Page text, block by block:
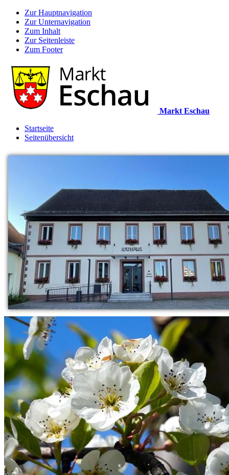
Zur Hauptnavigation
Zur Unternavigation
Zum Inhalt
Zur Seitenleiste
Zum Footer
Markt Eschau
Startseite
Seitenübersicht